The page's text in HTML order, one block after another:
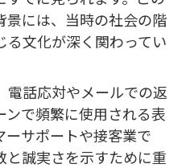
景には、当時の社会の階
る文化が深く関わってい
電話応対やメールでの返
で頻繁に使用される表
ーサポートや接客業で
と誠実さを示すために重